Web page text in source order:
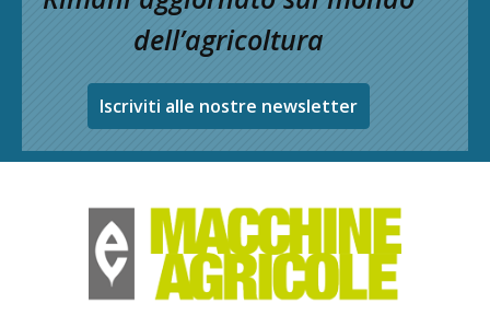
dell’agricoltura
Iscriviti alle nostre newsletter